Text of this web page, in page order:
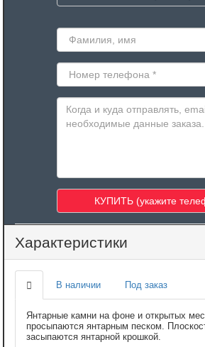
Характеристики
В наличии Под заказ
Янтарные камни на фоне и открытых
просыпаются янтарным песком.
засыпаются янтарной крошкой.